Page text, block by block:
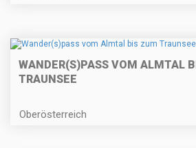
WANDER(S)PASS VOM ALMTAL
TRAUNSEE
Oberösterreich